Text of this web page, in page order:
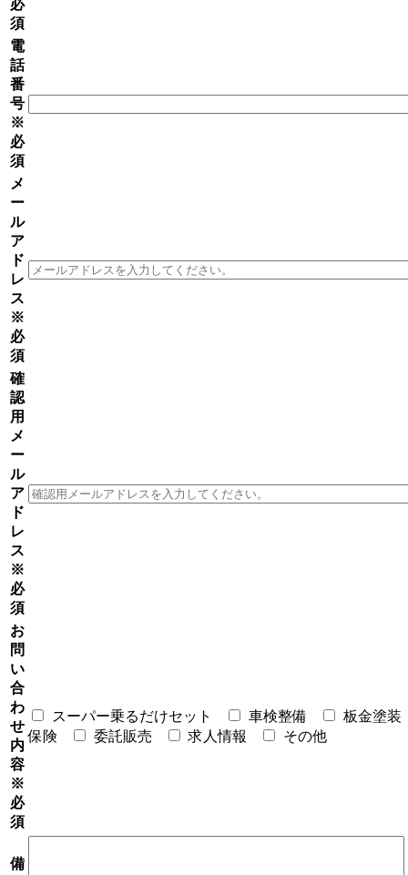
必
須
電
話
番
号
※
必
須
メ
ー
ル
ア
ド
レ
ス
※
必
須
確
認
用
メ
ー
ル
ア
ド
レ
ス
※
必
須
お
問
い
合
わ
せ
内
容
※
必
須
スーパー乗るだけセット 車検整備
板金塗装
保険
委託販売 求人情報 その他
備